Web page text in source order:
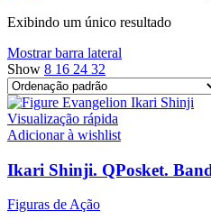
Exibindo um único resultado
Mostrar barra lateral
Show 8 16 24 32
Visualização rápida
Adicionar à wishlist
Ikari Shinji. QPosket.
Figuras de Ação